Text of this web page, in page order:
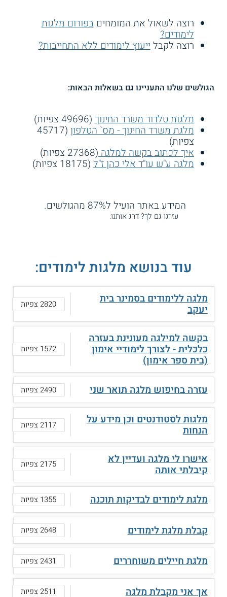
רוצה לשאול את המומחיםבפורום מלגות
לימודים?
רוצה לקבלייעוץ לימודים ללא התחייבות?
הגולשים שלנו התעניינו גם בשאלות הבאות:
מלגות טלדור משרד החינוך(49696 צפיות)
מלגת משרד החינוך - מס` הטלפון (45717
צפיות)
איך לכתוב בקשה למלגה(27368 צפיות)
מלגה ע"ש עו"ד אלי כהן ז"ל(18175 צפיות)
המידע באתר הועיל ל87% מהגולשים.
עזרנו גם לך? דרג אותנו:
עוד בנושא מלגות לימודים:
מלגה ללימודים בסמינר בית
יעקב 2820 צפיות
בקשה למילגה מעונינת בעזרה
כלכלית - לצורך לימודיי אימון
(בית ספר אימון)
1572 צפיות
עזרה בחיפוש מלגה תואר שני 2490 צפיות
מלגות לסטודנטים וכן מידע על
הנחות 2117 צפיות
אישרו לי מלגה ועדיין לא
קיבלתי אותה 2175 צפיות
מלגת לימודים לבדיקות תוכנה 1355 צפיות
קבלת מלגת לימודים 2648 צפיות
מלגת חיילים משוחררים 2431 צפיות
אך אני מקבלת מלגה 2511 צפיות